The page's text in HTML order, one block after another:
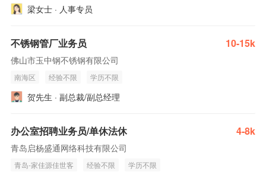
梁女士 · 人事专员
不锈钢管厂业务员 10-15k
佛山市玉中钢不锈钢有限公司
南海区 经验不限 学历不限
贺先生 · 副总裁/副总经理
办公室招聘业务员/单休法休 4-8k
青岛启杨盛通网络科技有限公司
青岛-家佳源佳世客 经验不限 学历不限